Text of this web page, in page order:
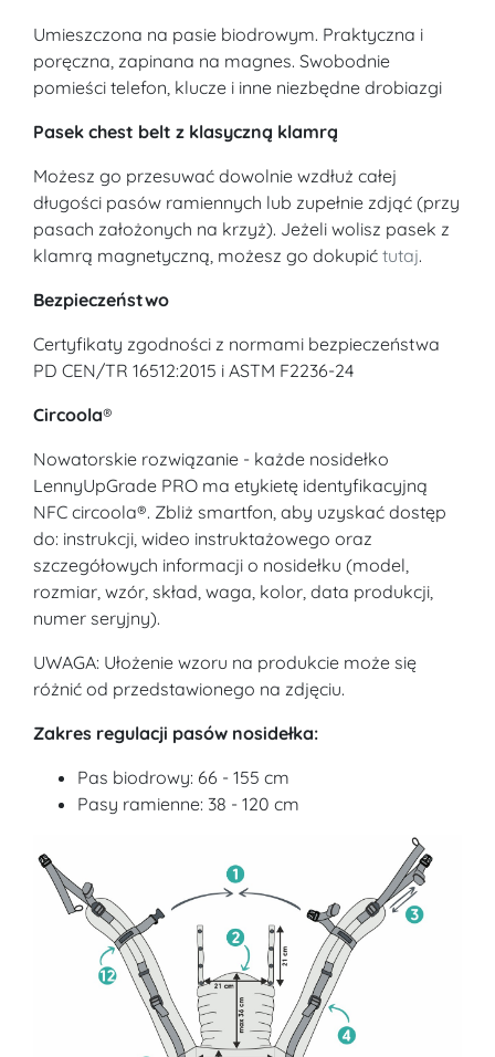
Umieszczona na pasie biodrowym. Praktyczna i
poręczna, zapinana na magnes. Swobodnie
pomieści telefon, klucze i inne niezbędne drobiazgi
Pasek chest belt z klasyczną klamrą
Możesz go przesuwać dowolnie wzdłuż całej
długości pasów ramiennych lub zupełnie zdjąć (przy
pasach założonych na krzyż). Jeżeli wolisz pasek z
klamrą magnetyczną, możesz go dokupić tutaj.
Bezpieczeństwo
Certyfikaty zgodności z normami bezpieczeństwa
PD CEN/TR 16512:2015 i ASTM F2236-24
Circoola®
Nowatorskie rozwiązanie - każde nosidełko
LennyUpGrade PRO ma etykietę identyfikacyjną
NFC circoola®. Zbliż smartfon, aby uzyskać dostęp
do: instrukcji, wideo instruktażowego oraz
szczegółowych informacji o nosidełku (model,
rozmiar, wzór, skład, waga, kolor, data produkcji,
numer seryjny).
UWAGA: Ułożenie wzoru na produkcie może się
różnić od przedstawionego na zdjęciu.
Zakres regulacji pasów nosidełka:
Pas biodrowy: 66 - 155 cm
Pasy ramienne: 38 - 120 cm